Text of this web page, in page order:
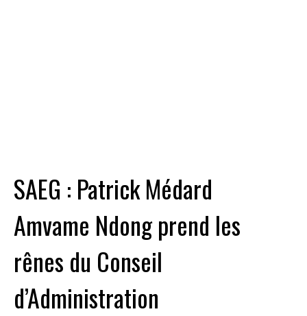
SAEG : Patrick Médard
Amvame Ndong prend les
rênes du Conseil
d’Administration